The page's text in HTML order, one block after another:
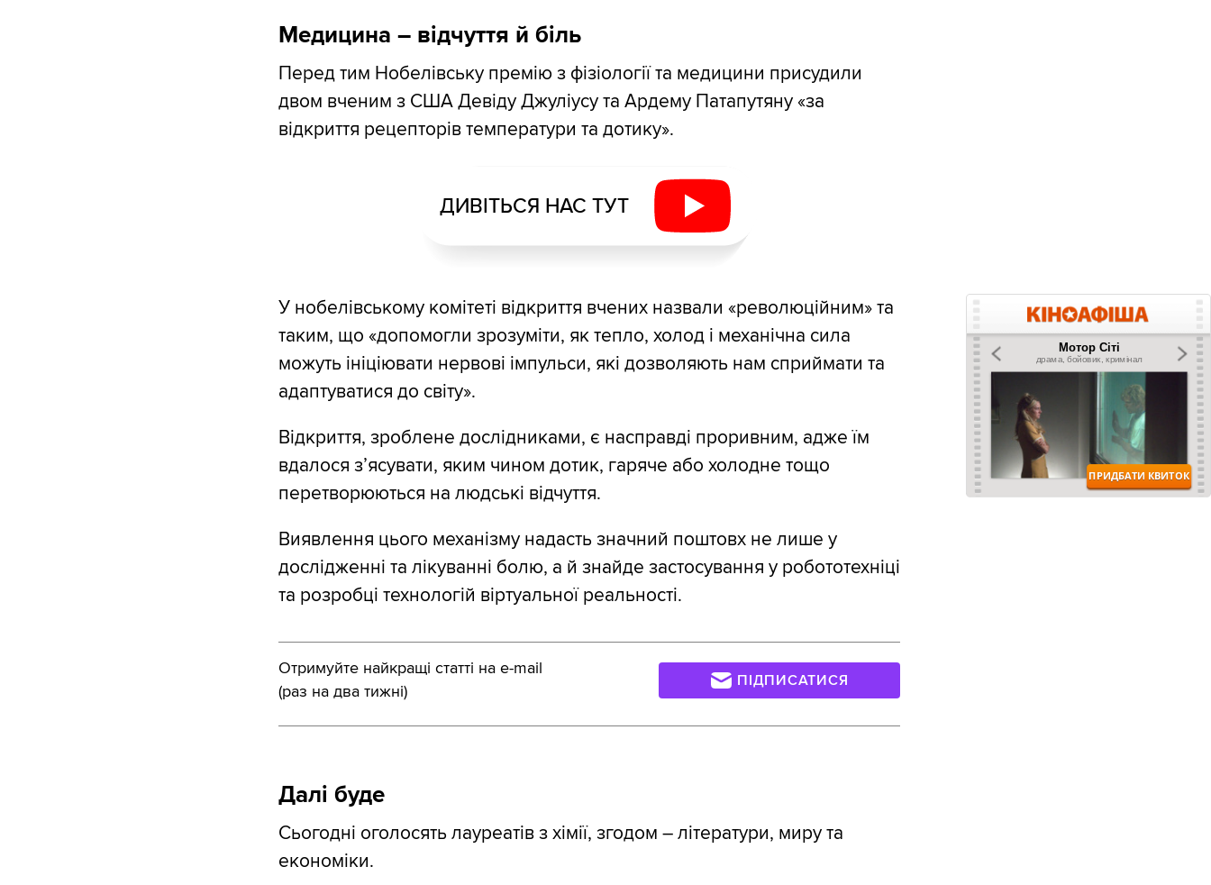
Медицина – відчуття й біль
Перед тим Нобелівську премію з фізіології та медицини присудили
двом вченим з США Девіду Джуліусу та Ардему Патапутяну «за
відкриття рецепторів температури та дотику».
ДИВІТЬСЯ НАС ТУТ
У нобелівському комітеті відкриття вчених назвали «революційним» та
таким, що «допомогли зрозуміти, як тепло, холод і механічна сила
можуть ініціювати нервові імпульси, які дозволяють нам сприймати та
адаптуватися до світу».
Відкриття, зроблене дослідниками, є насправді проривним, адже їм
вдалося з’ясувати, яким чином дотик, гаряче або холодне тощо
перетворюються на людські відчуття.
Виявлення цього механізму надасть значний поштовх не лише у
дослідженні та лікуванні болю, а й знайде застосування у робототехніці
та розробці технологій віртуальної реальності.
Отримуйте найкращі статті на e-mail
(раз на два тижні)
ПІДПИСАТИСЯ
Далі буде
Сьогодні оголосять лауреатів з хімії, згодом – літератури, миру та
економіки.